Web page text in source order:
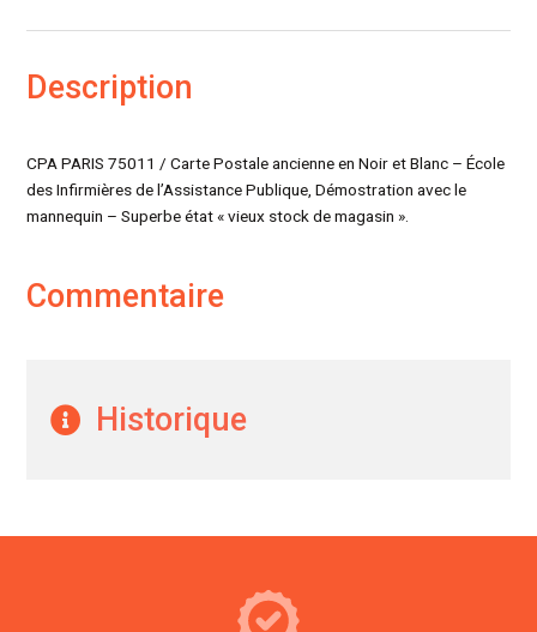
Description
CPA PARIS 75011 / Carte Postale ancienne en Noir et Blanc – École
des Infirmières de l’Assistance Publique, Démostration avec le
mannequin – Superbe état « vieux stock de magasin ».
Commentaire
Historique